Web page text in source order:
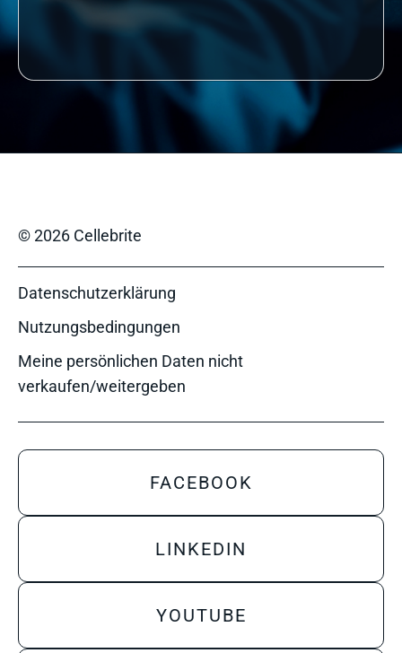
© 2026 Cellebrite
Datenschutzerklärung
Nutzungsbedingungen
Meine persönlichen Daten nicht
verkaufen/weitergeben
FACEBOOK
LINKEDIN
YOUTUBE